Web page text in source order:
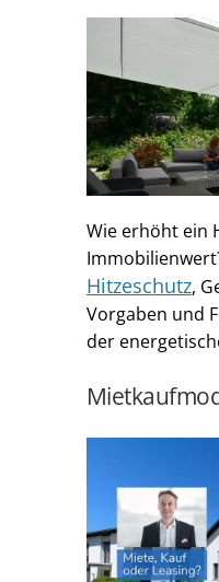
Wie erhöht ein
Hitzeschutz,
Vorgaben und
der